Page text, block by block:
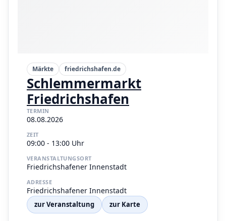
Märkte friedrichshafen.de
Schlemmermarkt
Friedrichshafen
TERMIN
08.08.2026
ZEIT
09:00 - 13:00 Uhr
VERANSTALTUNGSORT
Friedrichshafener Innenstadt
ADRESSE
Friedrichshafener Innenstadt
zur Veranstaltung zur Karte